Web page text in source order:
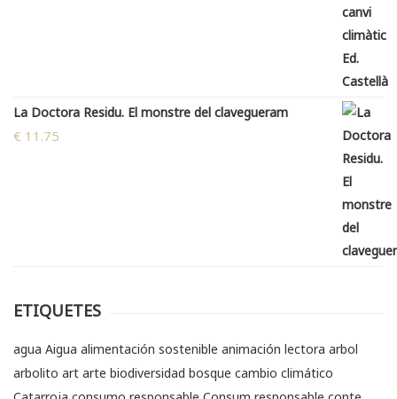
La Doctora Residu. El monstre del clavegueram
€ 11.75
ETIQUETES
agua Aigua alimentación sostenible animación lectora arbol
arbolito art arte biodiversidad bosque cambio climático